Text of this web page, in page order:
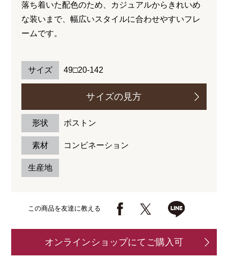
落ち着いた配色のため、カジュアルからきれいめ
な装いまで、幅広いスタイルに合わせやすいフレ
ームです。
サイズ 49□20-142
サイズの見方
形状 ボストン
素材 コンビネーション
生産地
この商品を友達に教える
オンラインショップにてご購入可